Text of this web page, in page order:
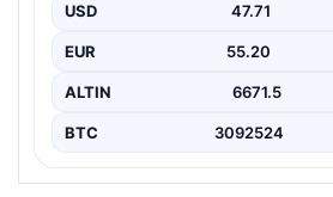
USD 47.71
EUR 55.20
ALTIN 6671.5
BTC 3092524